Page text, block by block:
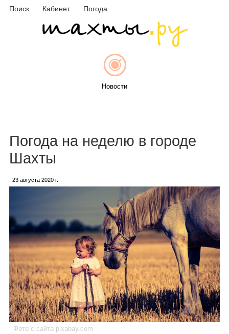
Поиск Кабинет Погода
Новости
Каталог
Инфо
Погода на неделю в городе
Шахты
23 августа 2020 г.
Фото с сайта pixabay.com